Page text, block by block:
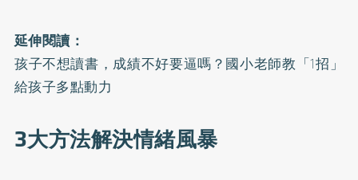
延伸閱讀：
孩子不想讀書，成績不好要逼嗎？國小老師教「1招」
給孩子多點動力
3大方法解決情緒風暴